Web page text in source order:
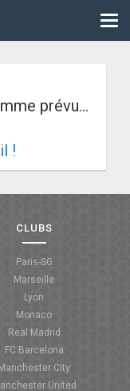
prévu...
!
CLUBS
Paris-SG
Marseille
Lyon
Monaco
Real Madrid
FC Barcelona
Manchester City
United